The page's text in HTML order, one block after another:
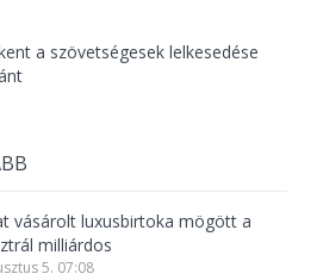
a szövetségesek lelkesedése
vásárolt luxusbirtoka mögött a
milliárdos
5. 07:08